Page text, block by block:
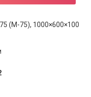
(М-75), 1000×600×100